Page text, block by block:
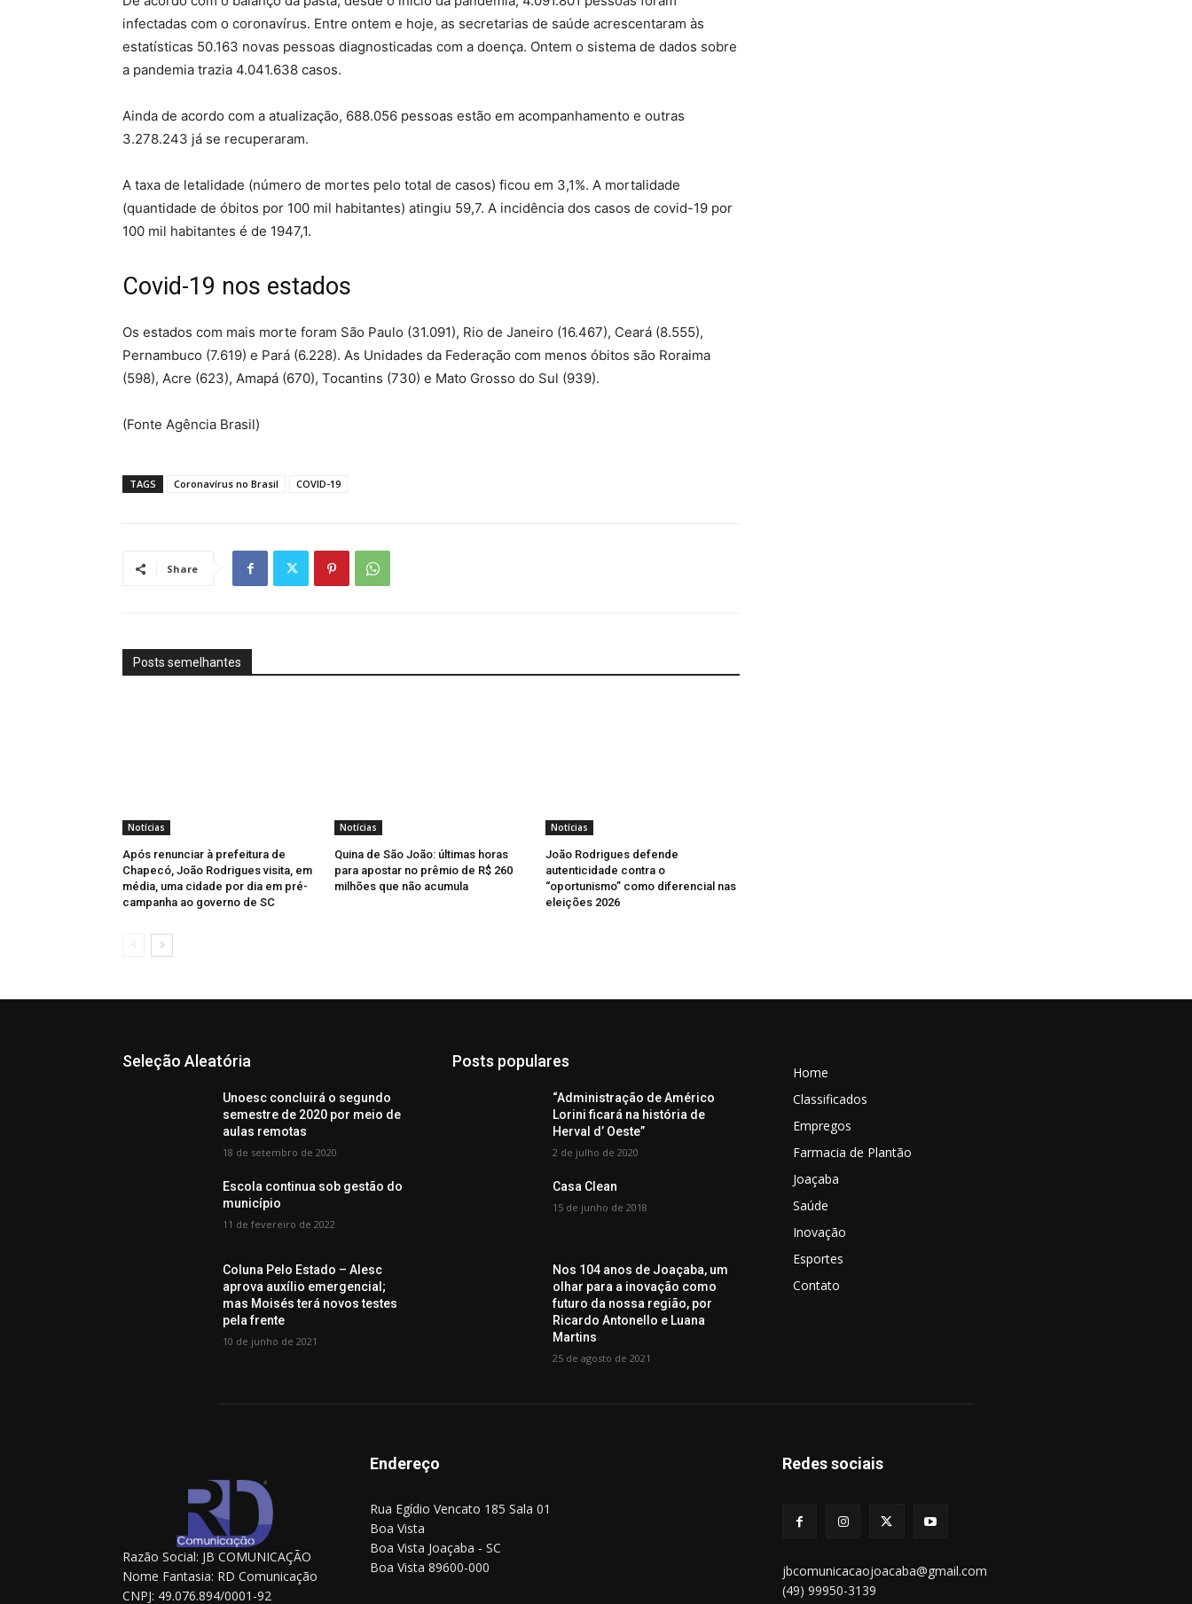
infectadas com o coronavírus. Entre ontem e hoje, as secretarias de saúde acrescentaram às
estatísticas 50.163 novas pessoas diagnosticadas com a doença. Ontem o sistema de dados sobre
a pandemia trazia 4.041.638 casos.
Ainda de acordo com a atualização, 688.056 pessoas estão em acompanhamento e outras
3.278.243 já se recuperaram.
A taxa de letalidade (número de mortes pelo total de casos) ficou em 3,1%. A mortalidade
(quantidade de óbitos por 100 mil habitantes) atingiu 59,7. A incidência dos casos de covid-19 por
100 mil habitantes é de 1947,1.
Covid-19 nos estados
Os estados com mais morte foram São Paulo (31.091), Rio de Janeiro (16.467), Ceará (8.555),
Pernambuco (7.619) e Pará (6.228). As Unidades da Federação com menos óbitos são Roraima
(598), Acre (623), Amapá (670), Tocantins (730) e Mato Grosso do Sul (939).
(Fonte Agência Brasil)
TAGS Coronavírus no Brasil COVID-19
Share
Posts semelhantes
Notícias
Após renunciar à prefeitura de
Chapecó, João Rodrigues visita, em
média, uma cidade por dia em pré-
campanha ao governo de SC
Notícias
Quina de São João: últimas horas
para apostar no prêmio de R$ 260
milhões que não acumula
Notícias
João Rodrigues defende
autenticidade contra o
“oportunismo” como diferencial nas
eleições 2026
Seleção Aleatória
Unoesc concluirá o segundo
semestre de 2020 por meio de
aulas remotas
18 de setembro de 2020
Escola continua sob gestão do
município
11 de fevereiro de 2022
Coluna Pelo Estado – Alesc
aprova auxílio emergencial;
mas Moisés terá novos testes
pela frente
10 de junho de 2021
Posts populares
“Administração de Américo
Lorini ficará na história de
Herval d’ Oeste”
2 de julho de 2020
Casa Clean
15 de junho de 2018
Nos 104 anos de Joaçaba, um
olhar para a inovação como
futuro da nossa região, por
Ricardo Antonello e Luana
Martins
25 de agosto de 2021
Home
Classificados
Empregos
Farmacia de Plantão
Joaçaba
Saúde
Inovação
Esportes
Contato
Razão Social: JB COMUNICAÇÃO
Nome Fantasia: RD Comunicação
CNPJ: 49.076.894/0001-92
Endereço
Rua Egídio Vencato 185 Sala 01
Boa Vista
Boa Vista Joaçaba - SC
Boa Vista 89600-000
Redes sociais
jbcomunicacaojoacaba@gmail.com
(49) 99950-3139